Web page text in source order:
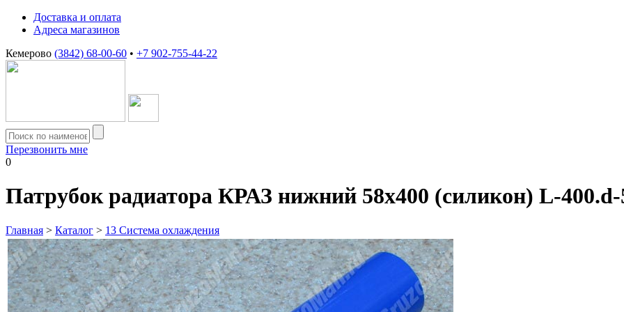
Доставка и оплата
Адреса магазинов
Кемерово (3842) 68-00-60 • +7 902-755-44-22
Перезвонить мне
0
Патрубок радиатора КРАЗ нижний 58х400 (силикон) L-400.d-
Главная > Каталог > 13 Система охлаждения